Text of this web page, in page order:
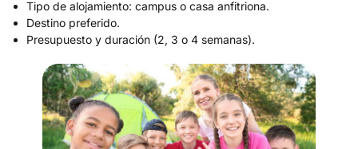
Tipo de alojamiento: campus o casa anfitriona.
Destino preferido.
Presupuesto y duración (2, 3 o 4 semanas).